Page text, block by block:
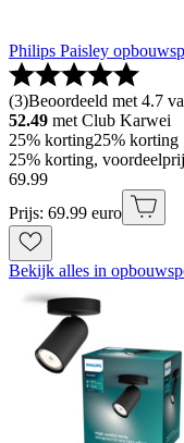
Philips Paisley
(3)Beoordeeld met 4.7
52.49 met Club Karwei
25% korting25% korting
25% korting,
69.99
Prijs: 69.99 euro
Bekijk alles in